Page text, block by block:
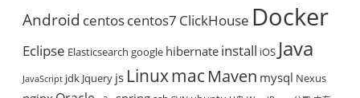
Android centoscentos7 ClickHouse Docker
Eclipse Elasticsearch google hibernate install iOS Java
JavaScript jdk Jquery js LinuxmacMaven mysql Nexus